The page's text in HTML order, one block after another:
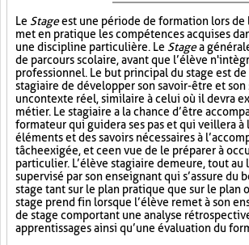
Le Stageest une période de formation lors de
met en pratique les compétences acquises
une discipline particulière. Le Stagea
de parcours scolaire, avant que l’élève
professionnel. Le but principal du stage est
stagiaire de développer son savoir-être et son
un contexte réel, similaire à celui où il devra
métier. Le stagiaire a la chance d’être
formateur qui guidera ses pas et qui veillera à
éléments et des savoirs nécessaires à
tâche exigée, et ce en vue de le préparer à
particulier. L’élève stagiaire demeure, tout au
supervisé par son enseignant qui s’assure du
stage tant sur le plan pratique que sur le plan
stage prend fin lorsque l’élève remet à son
de stage comportant une analyse
apprentissages ainsi qu’une évaluation du